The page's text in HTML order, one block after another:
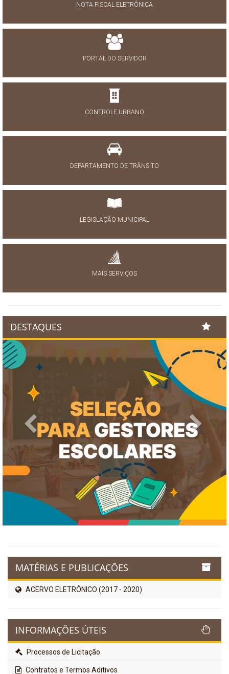
NOTA FISCAL ELETRÔNICA
PORTAL DO SERVIDOR
CONTROLE URBANO
DEPARTAMENTO DE TRÂNSITO
LEGISLAÇÃO MUNICIPAL
MAIS SERVIÇOS
DESTAQUES
Previous Next
MATÉRIAS E PUBLICAÇÕES
ACERVO ELETRÔNICO (2017 - 2020)
INFORMAÇÕES ÚTEIS
Processos de Licitação
Contratos e Termos Aditivos